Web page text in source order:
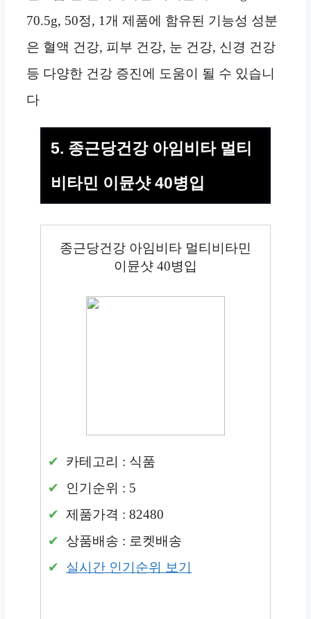
70.5g, 50정, 1개 제품에 함유된 기능성 성분
은 혈액 건강, 피부 건강, 눈 건강, 신경 건강
등 다양한 건강 증진에 도움이 될 수 있습니
다
5. 종근당건강 아임비타 멀티
비타민 이뮨샷 40병입
종근당건강 아임비타 멀티비타민
이뮨샷 40병입
카테고리 : 식품
인기순위 : 5
제품가격 : 82480
상품배송 : 로켓배송
실시간 인기순위 보기